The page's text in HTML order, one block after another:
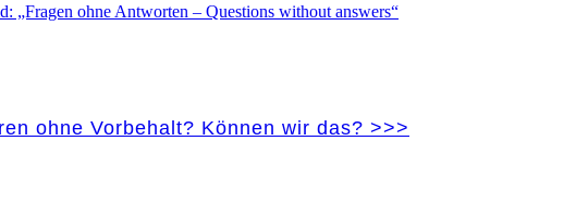
ohne Vorbehalt? Können wir das? >>>